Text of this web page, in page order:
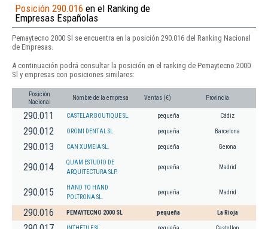
Posición 290.016 en el Ranking de
Empresas Españolas
Pemaytecno 2000 Sl se encuentra en la posición 290.016 del Ranking Nacional
de Empresas.
A continuación podrá consultar la posición en el ranking de Pemaytecno 2000
Sl y empresas con posiciones similares:
Posición
Nacional
Nombre de la empresa Ventas (€) Provincia
290.011 CASTELAR BOUTIQUE SL. pequeña Cádiz
290.012 OROMI DENTAL SL. pequeña Barcelona
290.013 CAN XUMEIA SL. pequeña Gerona
290.014
QUAM ESTUDIO DE
ARQUITECTURA SLP.
pequeña Madrid
290.015
HAND TO HAND
POLTRONA SL.
pequeña Madrid
290.016 PEMAYTECNO 2000 SL pequeña La Rioja